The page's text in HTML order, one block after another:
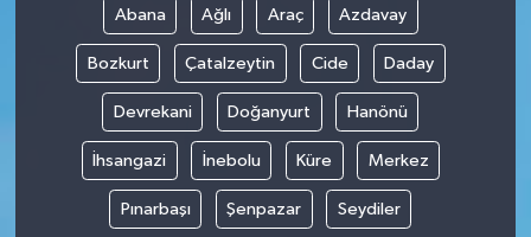
Abana Ağlı Araç Azdavay
Bozkurt Çatalzeytin Cide Daday
Devrekani Doğanyurt Hanönü
İhsangazi İnebolu Küre Merkez
Pınarbaşı Şenpazar Seydiler